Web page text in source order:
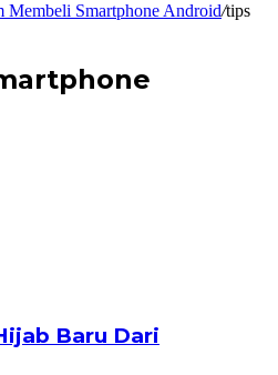
Membeli Smartphone Android/tips
Baru Dari